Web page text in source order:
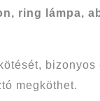
ring lámpa,
bizonyos
megköthet.